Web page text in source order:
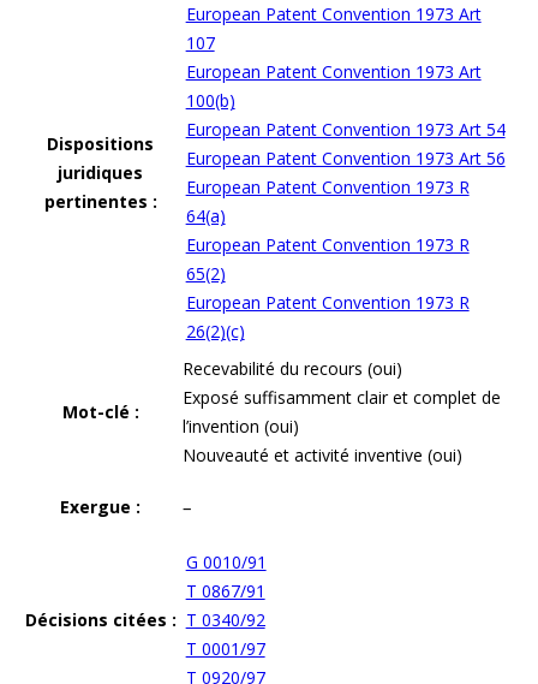
Dispositions
juridiques
pertinentes :
European Patent Convention 1973 Art
107
European Patent Convention 1973 Art
100(b)
European Patent Convention 1973 Art 54
European Patent Convention 1973 Art 56
European Patent Convention 1973 R
64(a)
European Patent Convention 1973 R
65(2)
European Patent Convention 1973 R
26(2)(c)
Mot-clé :
Recevabilité du recours (oui)
Exposé suffisamment clair et complet de
l’invention (oui)
Nouveauté et activité inventive (oui)
Exergue : –
Décisions citées :
G 0010/91
T 0867/91
T 0340/92
T 0001/97
T 0920/97